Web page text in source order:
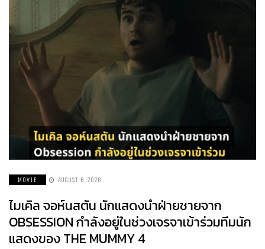
MOVIE AUGUST 6, 2026
ไมเคิล จอห์นสตัน นักแสดงนำฝ่ายชายจาก
OBSESSION กำลังอยู่ในช่วงเจรจาเข้าร่วมทีมนัก
แสดงของ THE MUMMY 4